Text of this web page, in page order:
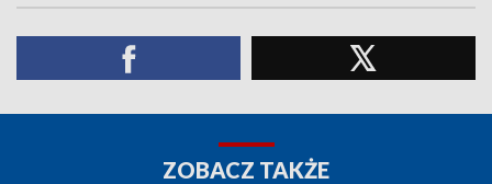
ZOBACZ TAKŻE